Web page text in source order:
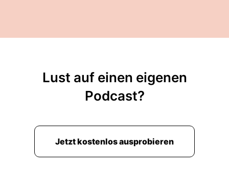
Lust auf einen eigenen
Podcast?
Jetzt kostenlos ausprobieren